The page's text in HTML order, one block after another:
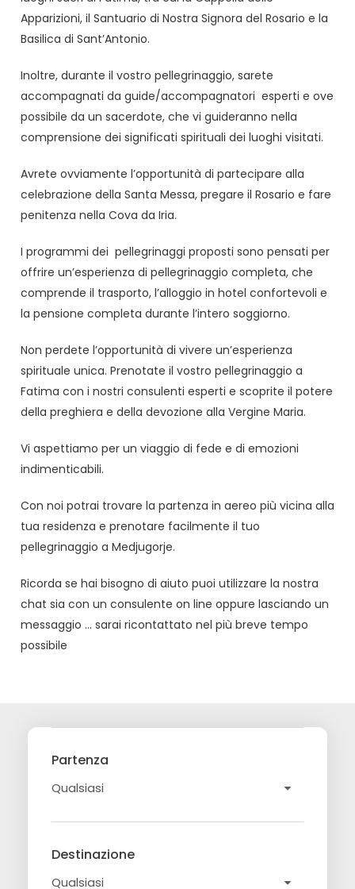
Apparizioni, il Santuario di Nostra Signora del Rosario e la
Basilica di Sant’Antonio.
Inoltre, durante il vostro pellegrinaggio, sarete
accompagnati da guide/accompagnatori esperti e ove
possibile da un sacerdote, che vi guideranno nella
comprensione dei significati spirituali dei luoghi visitati.
Avrete ovviamente l’opportunità di partecipare alla
celebrazione della Santa Messa, pregare il Rosario e fare
penitenza nella Cova da Iria.
I programmi dei pellegrinaggi proposti sono pensati per
offrire un’esperienza di pellegrinaggio completa, che
comprende il trasporto, l’alloggio in hotel confortevoli e
la pensione completa durante l’intero soggiorno.
Non perdete l’opportunità di vivere un’esperienza
spirituale unica. Prenotate il vostro pellegrinaggio a
Fatima con i nostri consulenti esperti e scoprite il potere
della preghiera e della devozione alla Vergine Maria.
Vi aspettiamo per un viaggio di fede e di emozioni
indimenticabili.
Con noi potrai trovare la partenza in aereo più vicina alla
tua residenza e prenotare facilmente il tuo
pellegrinaggio a Medjugorje.
Ricorda se hai bisogno di aiuto puoi utilizzare la nostra
chat sia con un consulente on line oppure lasciando un
messaggio … sarai ricontattato nel più breve tempo
possibile
Partenza
Destinazione